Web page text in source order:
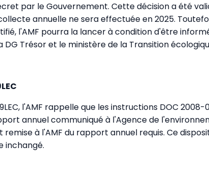
par le Gouvernement. Cette décision a été
annuelle ne sera effectuée en 2025.
l'AMF pourra la lancer à condition d'être
DG Trésor et le ministère de la Transition
l'AMF rappelle que les instructions DOC 2008-
annuel communiqué à l'Agence de
à l'AMF du rapport annuel requis. Ce
inchangé.